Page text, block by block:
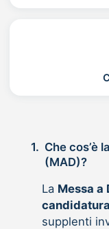
1. Che cos’è la
(MAD)?
La Messa a
supplenti